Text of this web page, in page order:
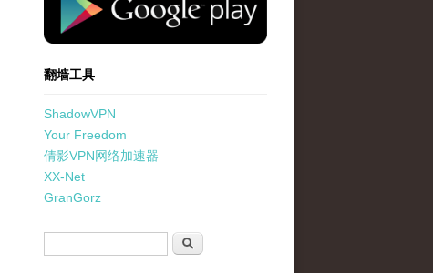
翻墙工具
ShadowVPN
Your Freedom
倩影VPN网络加速器
XX-Net
GranGorz
搜索